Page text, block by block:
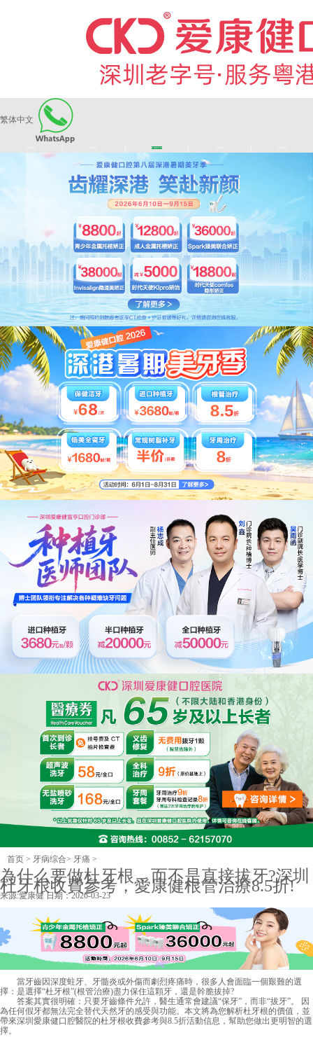
繁体中文
长者医疗券
首页 > 牙病综合> 牙痛 >
為什么要做杜牙根，而不是直接拔牙?深圳
杜牙根收費參考，愛康健根管治療8.5折!
来源:愛康健日期：2026-03-23
當牙齒因深度蛀牙、牙髓炎或外傷而劇烈疼痛時，很多人會面臨一個艱難的選
擇：是選擇“杜牙根”(根管治療)盡力保住這顆牙，還是幹脆拔掉?
答案其實很明確：只要牙齒條件允許，醫生通常會建議“保牙”，而非“拔牙”。 因
為任何假牙都無法完全替代天然牙的感受與功能。本文將為您解析杜牙根的價值，並
帶來深圳愛康健口腔醫院的杜牙根收費參考與8.5折活動信息，幫助您做出更明智的選
擇。